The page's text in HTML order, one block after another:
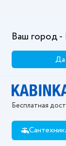
Ваш город -
Да
Бесплатная